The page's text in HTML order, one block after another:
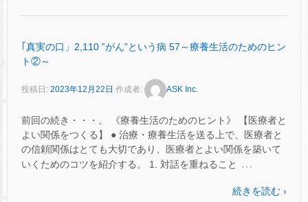
｢真実の口」2,110 ‟がん”という病 57～療養生活のためのヒン
ト②～
投稿日: 2023年12月22日 作成者: ASK Inc.
前回の続き・・・。 《療養生活のためのヒント》 【医療者と
よい関係をつくる】 ● 治療・療養生活を送る上で、医療者と
の信頼関係はとても大切であり、医療者とよい関係を築いて
いくためのコツを紹介する。 1. 対話を重ねること
…
続きを読む ›